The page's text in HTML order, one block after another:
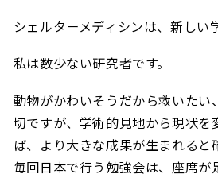
シェルターメディシンは、新しい
私は数少ない研究者です。
動物がかわいそうだから救いたい
切ですが、学術的見地から現状を
ば、より大きな成果が生まれると
毎回日本で行う勉強会は、座席が